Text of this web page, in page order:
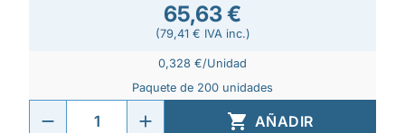
65,63 €
(79,41 € IVA inc.)
0,328 €/Unidad
Paquete de 200 unidades
 AÑADIR